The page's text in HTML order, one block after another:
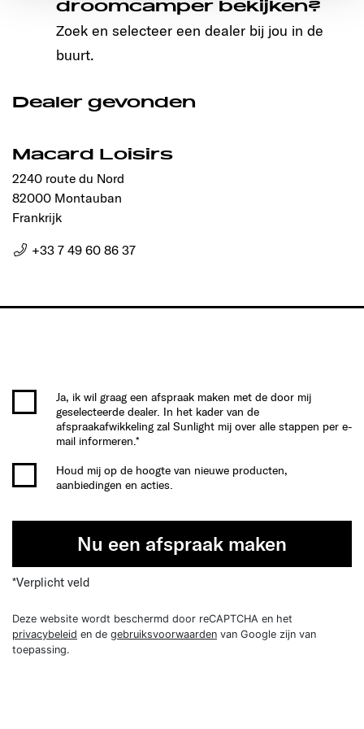
Ermöglichung der Seitennavigation erforderlich sind.
droomcamper bekijken?
Zoek en selecteer een dealer bij jou in de
buurt.
Dealer gevonden
Macard Loisirs
2240 route du Nord
82000 Montauban
Frankrijk
+33 7 49 60 86 37
Ja, ik wil graag een afspraak maken met de door mij
geselecteerde dealer. In het kader van de
afspraakafwikkeling zal Sunlight mij over alle stappen per e-
mail informeren.*
Houd mij op de hoogte van nieuwe producten,
aanbiedingen en acties.
Nu een afspraak maken
*Verplicht veld
Deze website wordt beschermd door reCAPTCHA en het
privacybeleid en de gebruiksvoorwaarden van Google zijn van
toepassing.